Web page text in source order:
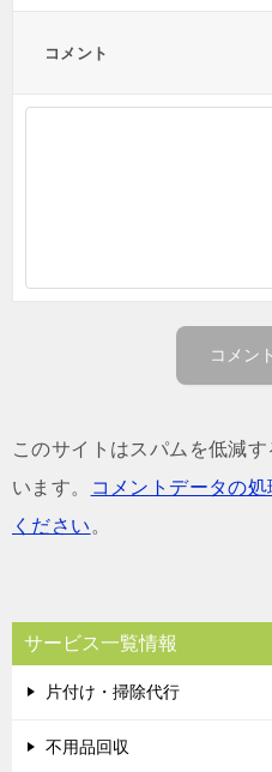
コメント
このサイトはスパムを低減
います。
コメントデータの
ください。
サービス一覧情報
片付け・掃除代行
不用品回収